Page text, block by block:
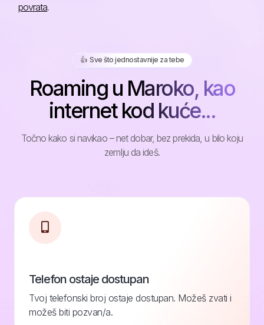
povrata.
👍️ Sve što jednostavnije za tebe
Roaming u Maroko, kao
internet kod kuće...
Točno kako si navikao – net dobar, bez prekida, u bilo koju
zemlju da ideš.
Telefon ostaje dostupan
Tvoj telefonski broj ostaje dostupan. Možeš zvati i
možeš biti pozvan/a.